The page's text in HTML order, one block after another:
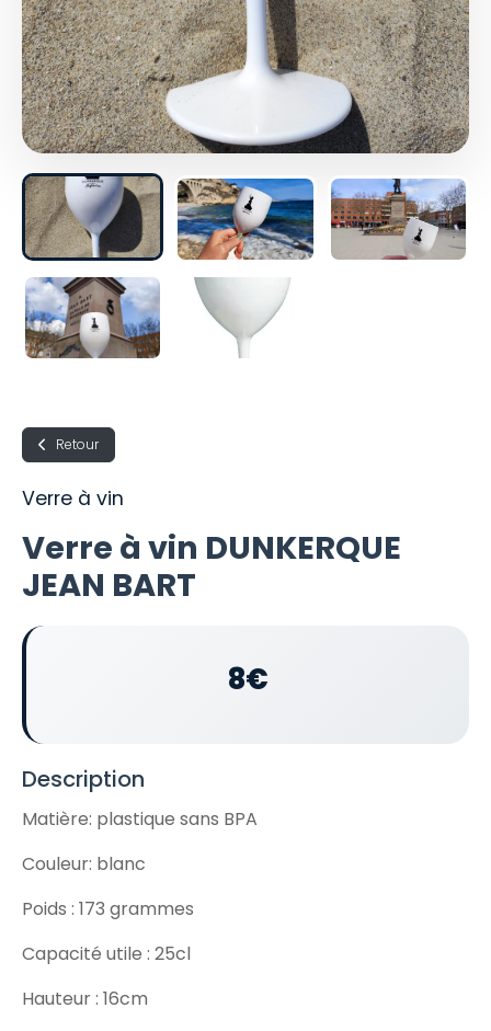
Retour
Verre à vin
Verre à vin DUNKERQUE
JEAN BART
8€
Description
Matière: plastique sans BPA
Couleur: blanc
Poids : 173 grammes
Capacité utile : 25cl
Hauteur : 16cm